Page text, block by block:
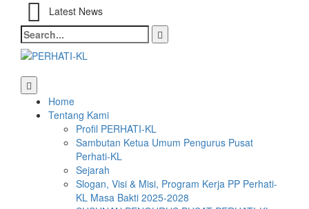
Latest News
Search
for:
Home
Tentang Kami
Profil PERHATI-KL
Sambutan Ketua Umum Pengurus Pusat
Perhati-KL
Sejarah
Slogan, Visi & Misi, Program Kerja PP Perhati-
KL Masa Bakti 2025-2028